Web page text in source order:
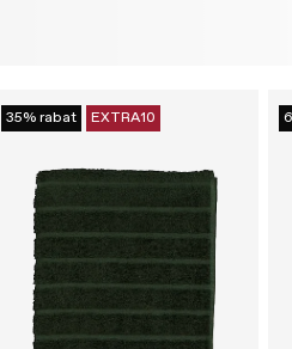
35% rabat EXTRA10